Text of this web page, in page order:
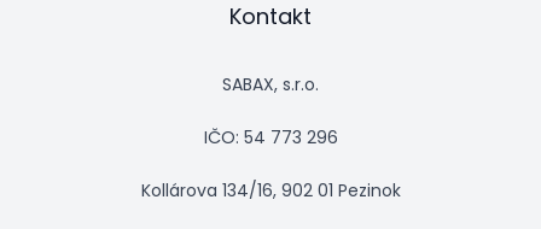
Kontakt
SABAX, s.r.o.
IČO: 54 773 296
Kollárova 134/16, 902 01 Pezinok